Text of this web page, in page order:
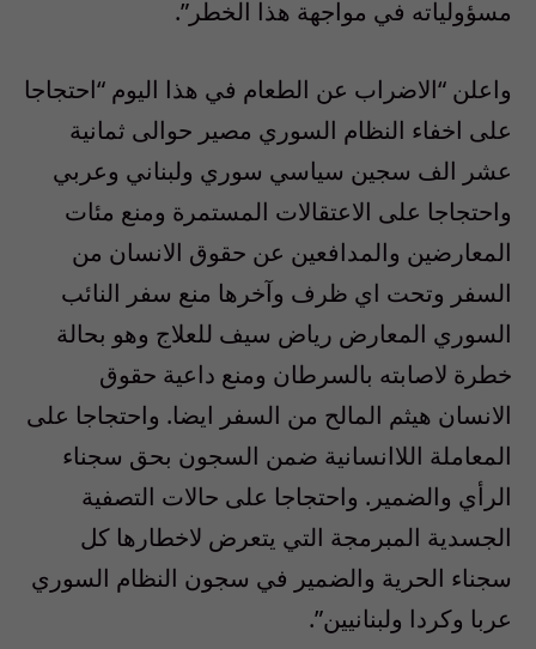
مسؤولياته في مواجهة هذا الخطر”.
واعلن “الاضراب عن الطعام في هذا اليوم “احتجاجا
على اخفاء النظام السوري مصير حوالى ثمانية
عشر الف سجين سياسي سوري ولبناني وعربي
واحتجاجا على الاعتقالات المستمرة ومنع مئات
المعارضين والمدافعين عن حقوق الانسان من
السفر وتحت اي ظرف وآخرها منع سفر النائب
السوري المعارض رياض سيف للعلاج وهو بحالة
خطرة لاصابته بالسرطان ومنع داعية حقوق
الانسان هيثم المالح من السفر ايضا. واحتجاجا على
المعاملة اللاانسانية ضمن السجون بحق سجناء
الرأي والضمير. واحتجاجا على حالات التصفية
الجسدية المبرمجة التي يتعرض لاخطارها كل
سجناء الحرية والضمير في سجون النظام السوري
عربا وكردا ولبنانيين”.